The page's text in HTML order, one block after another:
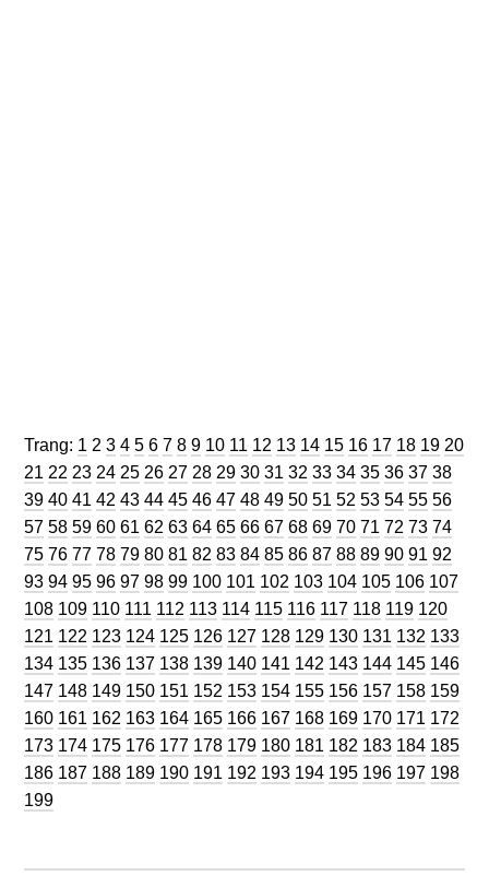
Trang: Trang
1 Trang
2 Trang
3 Trang
4 Trang
5 Trang
6 Trang
7 Trang
8 Trang
9 Trang
10 Trang
11 Trang
12 Trang
13 Trang
14 Trang
15 Trang
16 Trang
17 Trang
18 Trang
19 Trang
20
Trang
21 Trang
22 Trang
23 Trang
24 Trang
25 Trang
26 Trang
27 Trang
28 Trang
29 Trang
30 Trang
31 Trang
32 Trang
33 Trang
34 Trang
35 Trang
36 Trang
37 Trang
38
39 Trang
40 Trang
41 Trang
42 Trang
43 Trang
44 Trang
45 Trang
46 Trang
47 Trang
48 Trang
49 Trang
50 Trang
51 Trang
52 Trang
53 Trang
54 Trang
55 Trang
56
57 Trang
58 Trang
59 Trang
60 Trang
61 Trang
62 Trang
63 Trang
64 Trang
65 Trang
66 Trang
67 Trang
68 Trang
69 Trang
70 Trang
71 Trang
72 Trang
73 Trang
74
75 Trang
76 Trang
77 Trang
78 Trang
79 Trang
80 Trang
81 Trang
82 Trang
83 Trang
84 Trang
85 Trang
86 Trang
87 Trang
88 Trang
89 Trang
90 Trang
91 Trang
92
93 Trang
94 Trang
95 Trang
96 Trang
97 Trang
98 Trang
99 Trang
100 Trang
101 Trang
102 Trang
103 Trang
104 Trang
105 Trang
106 Trang
107
108 Trang
109 Trang
110 Trang
111 Trang
112 Trang
113 Trang
114 Trang
115 Trang
116 Trang
117 Trang
118 Trang
119 Trang
120
121 Trang
122 Trang
123 Trang
124 Trang
125 Trang
126 Trang
127 Trang
128 Trang
129 Trang
130 Trang
131 Trang
132 Trang
133
134 Trang
135 Trang
136 Trang
137 Trang
138 Trang
139 Trang
140 Trang
141 Trang
142 Trang
143 Trang
144 Trang
145 Trang
146
147 Trang
148 Trang
149 Trang
150 Trang
151 Trang
152 Trang
153 Trang
154 Trang
155 Trang
156 Trang
157 Trang
158 Trang
159
160 Trang
161 Trang
162 Trang
163 Trang
164 Trang
165 Trang
166 Trang
167 Trang
168 Trang
169 Trang
170 Trang
171 Trang
172
173 Trang
174 Trang
175 Trang
176 Trang
177 Trang
178 Trang
179 Trang
180 Trang
181 Trang
182 Trang
183 Trang
184 Trang
185
186 Trang
187 Trang
188 Trang
189 Trang
190 Trang
191 Trang
192 Trang
193 Trang
194 Trang
195 Trang
196 Trang
197 Trang
198
199